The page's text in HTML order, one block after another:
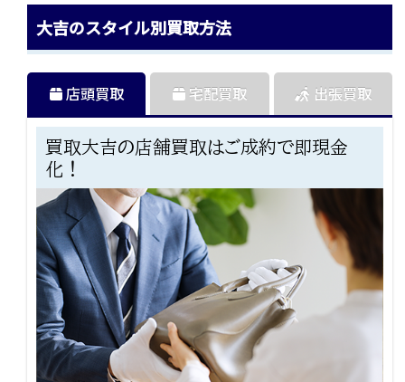
大吉のスタイル別買取方法
店頭買取
買取大吉の店舗買取はご成約で即現金
化！
宅配買取 出張買取